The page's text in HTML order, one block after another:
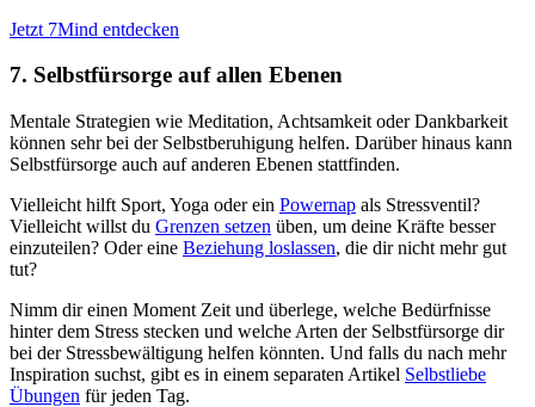
Jetzt 7Mind entdecken
7. Selbstfürsorge auf allen Ebenen
Mentale Strategien wie Meditation, Achtsamkeit oder Dankbarkeit
können sehr bei der Selbstberuhigung helfen. Darüber hinaus kann
Selbstfürsorge auch auf anderen Ebenen stattfinden.
Vielleicht hilft Sport, Yoga oder ein Powernap als Stressventil?
Vielleicht willst du Grenzen setzen üben, um deine Kräfte besser
einzuteilen? Oder eine Beziehung loslassen, die dir nicht mehr gut
tut?
Nimm dir einen Moment Zeit und überlege, welche Bedürfnisse
hinter dem Stress stecken und welche Arten der Selbstfürsorge dir
bei der Stressbewältigung helfen könnten. Und falls du nach mehr
Inspiration suchst, gibt es in einem separaten Artikel Selbstliebe
Übungen für jeden Tag.